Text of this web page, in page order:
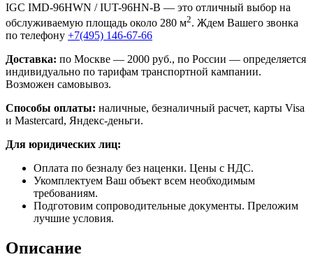
IGC IMD-96HWN / IUT-96HN-B — это отличный выбор на
обслуживаемую площадь около 280 м2. Ждем Вашего звонка
по телефону +7(495) 146-67-66
Доставка: по Москве — 2000 руб., по России — определяется
индивидуально по тарифам транспортной кампании.
Возможен самовывоз.
Способы оплаты: наличные, безналичный расчет, карты Visa
и Mastercard, Яндекс-деньги.
Для юридических лиц:
Оплата по безналу без наценки. Цены с НДС.
Укомплектуем Ваш объект всем необходимым
требованиям.
Подготовим сопроводительные документы. Преложим
лучшие условия.
Описание